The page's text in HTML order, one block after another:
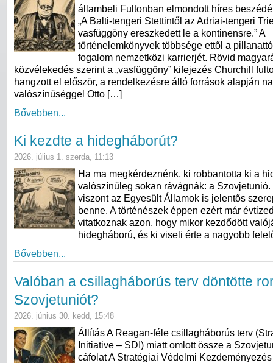
állambeli Fultonban elmondott híres
„A Balti-tengeri Stettintől az Adriai-tengeri
vasfüggöny ereszkedett le a kontinensre.” A
történelemkönyvek többsége ettől a
fogalom nemzetközi karrierjét. Rövid
közvélekedés szerint a „vasfüggöny” kifejezés Churchill
hangzott el először, a rendelkezésre álló források alapján
valószínűséggel Otto […]
Bővebben...
Ki kezdte a hidegháborút?
2026. július 1. szerda, 11:13
Ha ma megkérdeznénk, ki robbantotta ki a
valószínűleg sokan rávágnák: a Szovjetunió.
viszont az Egyesült Államok is jelentős
benne. A történészek éppen ezért már
vitatkoznak azon, hogy mikor kezdődött
hidegháború, és ki viseli érte a nagyobb
Bővebben...
Valóban a csillagháborús terv döntötte
Szovjetuniót?
2026. június 30. kedd, 15:48
Állítás A Reagan-féle csillagháborús terv
Initiative – SDI) miatt omlott össze a
cáfolat A Stratégiai Védelmi